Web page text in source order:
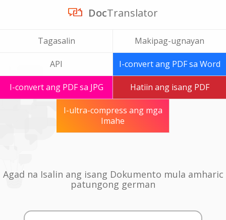
DocTranslator
Tagasalin Makipag-ugnayan
API I-convert ang PDF sa Word
I-convert ang PDF sa JPG Hatiin ang isang PDF
I-ultra-compress ang mga
Imahe
Agad na Isalin ang isang Dokumento mula amharic
patungong german